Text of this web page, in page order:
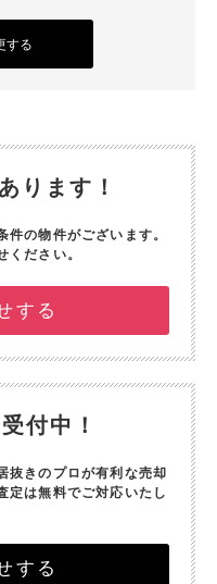
する
ります！
の物件がございます。
ください。
する
付中！
抜きのプロが有利な売却
定は無料でご対応いたし
する